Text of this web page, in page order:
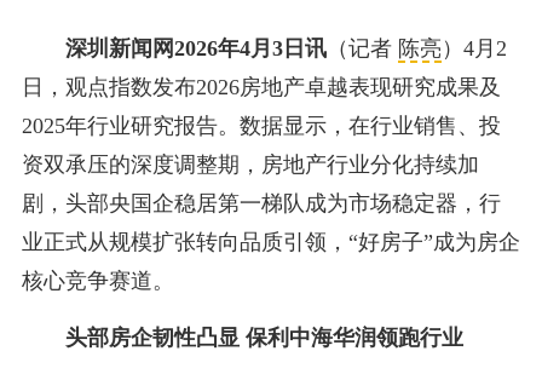
深圳新闻网2026年4月3日讯（记者 陈亮 ）4月2
日，观点指数发布2026房地产卓越表现研究成果及
2025年行业研究报告。数据显示，在行业销售、投
资双承压的深度调整期，房地产行业分化持续加
剧，头部央国企稳居第一梯队成为市场稳定器，行
业正式从规模扩张转向品质引领，“好房子”成为房企
核心竞争赛道。
头部房企韧性凸显 保利中海华润领跑行业